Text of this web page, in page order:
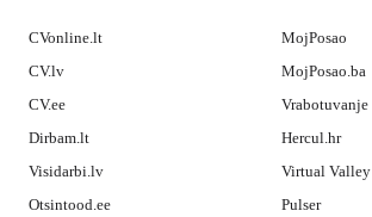
CVonline.lt
CV.lv
CV.ee
Dirbam.lt
Visidarbi.lv
Otsintood.ee
MojPosao
MojPosao.ba
Vrabotuvanje
Hercul.hr
Virtual Valley
Pulser